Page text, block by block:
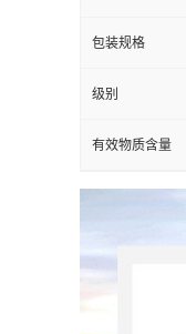
包装规格
级别
有效物质含量